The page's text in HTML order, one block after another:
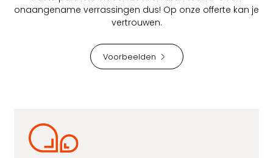
onaangename verrassingen dus! Op onze offerte kan je
vertrouwen.
Voorbeelden